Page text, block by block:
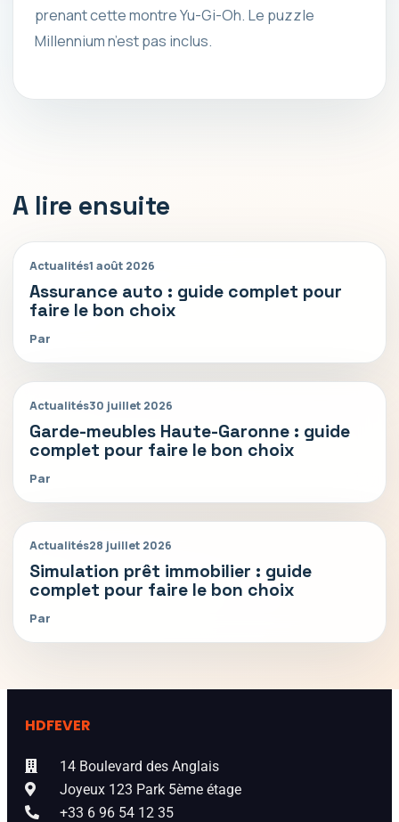
prenant cette montre Yu-Gi-Oh. Le puzzle
Millennium n’est pas inclus.
A lire ensuite
Actualités1 août 2026
Assurance auto : guide complet pour
faire le bon choix
Par
Actualités30 juillet 2026
Garde-meubles Haute-Garonne : guide
complet pour faire le bon choix
Par
Actualités28 juillet 2026
Simulation prêt immobilier : guide
complet pour faire le bon choix
Par
HDFEVER
14 Boulevard des Anglais
Joyeux 123 Park 5ème étage
+33 6 96 54 12 35